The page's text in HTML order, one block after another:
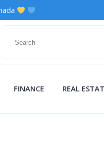
FINANCE REAL